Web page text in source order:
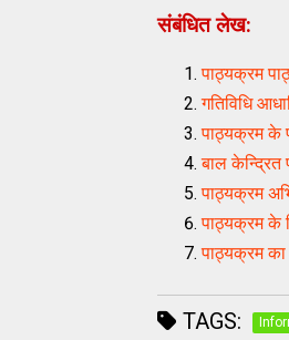
संबंधित लेख:
पाठ्यक्रम
गतिविधि
पाठ्यक्रम के
बाल केन्द्रित
पाठ्यक्रम
पाठ्यक्रम के
पाठ्यक्रम का
TAGS: